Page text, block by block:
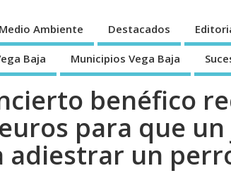
Ambiente Destacados
Baja Municipios Vega Baja
benéfico
para que
adiestrar un